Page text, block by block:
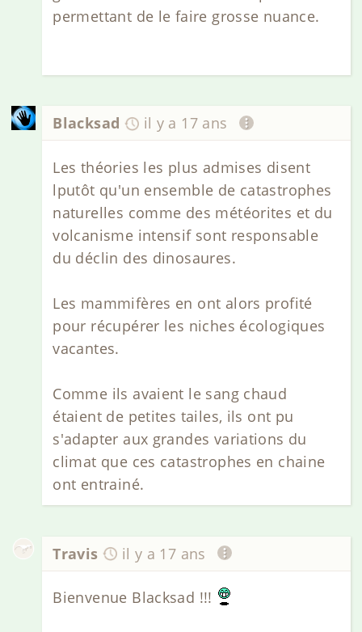
permettant de le faire grosse nuance.
Blacksad il y a 17 ans
Les théories les plus admises disent
lputôt qu'un ensemble de catastrophes
naturelles comme des météorites et du
volcanisme intensif sont responsable
du déclin des dinosaures.
Les mammifères en ont alors profité
pour récupérer les niches écologiques
vacantes.
Comme ils avaient le sang chaud
étaient de petites tailes, ils ont pu
s'adapter aux grandes variations du
climat que ces catastrophes en chaine
ont entrainé.
Travis il y a 17 ans
Bienvenue Blacksad !!!